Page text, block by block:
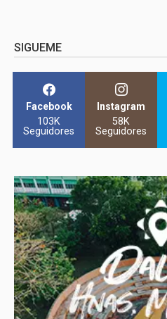
SIGUEME
Facebook
103K
Seguidores
Instagram
58K
Seguidores